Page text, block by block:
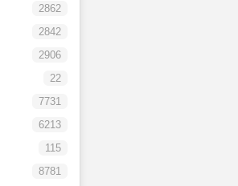
2862
2842
2906
22
7731
6213
115
8781